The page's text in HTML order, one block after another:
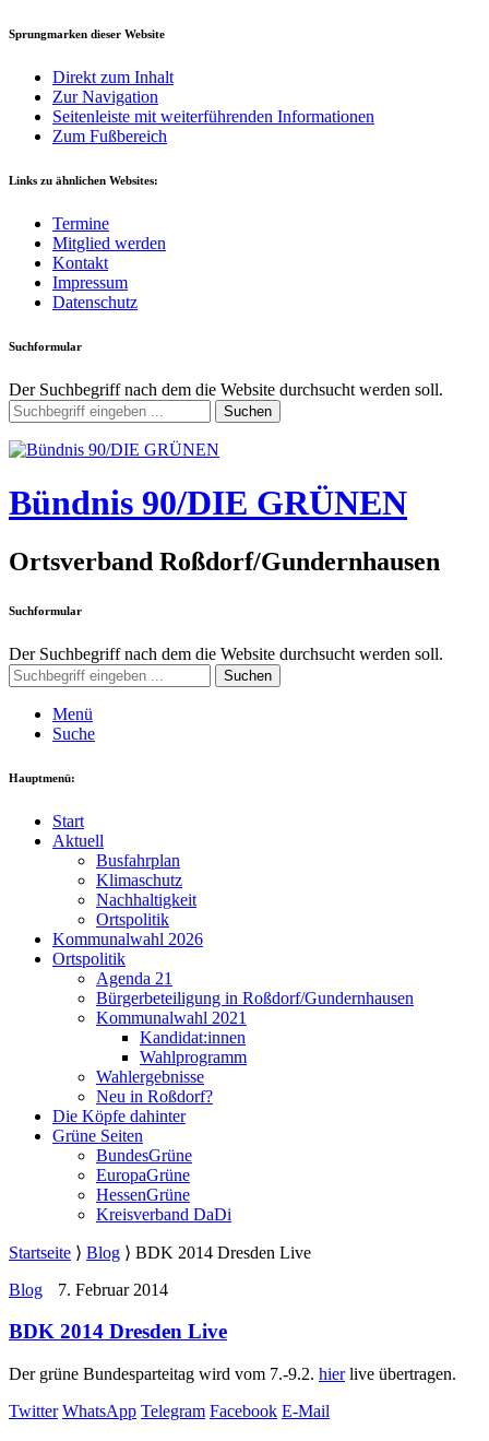
Sprungmarken dieser Website
Direkt zum Inhalt
Zur Navigation
Seitenleiste mit weiterführenden Informationen
Zum Fußbereich
Links zu ähnlichen Websites:
Termine
Mitglied werden
Kontakt
Impressum
Datenschutz
Suchformular
Der Suchbegriff nach dem die Website durchsucht werden soll.
Suchen
Bündnis 90/DIE GRÜNEN
Ortsverband Roßdorf/Gundernhausen
Suchformular
Der Suchbegriff nach dem die Website durchsucht werden soll.
Suchen
Menü
Suche
Hauptmenü:
Start
Aktuell
Busfahrplan
Klimaschutz
Nachhaltigkeit
Ortspolitik
Kommunalwahl 2026
Ortspolitik
Agenda 21
Bürgerbeteiligung in Roßdorf/Gundernhausen
Kommunalwahl 2021
Kandidat:innen
Wahlprogramm
Wahlergebnisse
Neu in Roßdorf?
Die Köpfe dahinter
Grüne Seiten
BundesGrüne
EuropaGrüne
HessenGrüne
Kreisverband DaDi
Startseite ⟩ Blog ⟩ BDK 2014 Dresden Live
Blog
7. Februar 2014
BDK 2014 Dresden Live
Der grüne Bundesparteitag wird vom 7.-9.2. hierlive übertragen.
Twitter WhatsApp Telegram Facebook E-Mail